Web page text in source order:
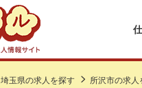
埼玉県の求人を探す 所沢市の求人